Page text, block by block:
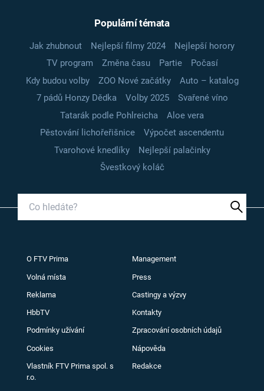
Populární témata
Jak zhubnout Nejlepší filmy 2024
Nejlepší horory
TV program
Změna času Partie
Počasí
Kdy budou volby
ZOO Nové začátky
Auto – katalog
7 pádů Honzy Dědka
Volby 2025
Svařené víno
Tatarák podle Pohlreicha
Aloe vera
Pěstování lichořeřišnice
Výpočet ascendentu
Tvarohové knedlíky
Nejlepší palačinky
Švestkový koláč
O FTV Prima Management
Volná místa Press
Reklama Castingy a výzvy
HbbTV Kontakty
Podmínky užívání Zpracování osobních údajů
Cookies Nápověda
Vlastník FTV Prima spol. s
r.o.
Redakce